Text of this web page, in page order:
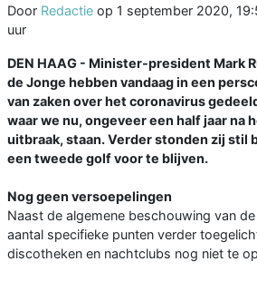
Door Redactie op 1 september 2020,
uur
DEN HAAG - Minister-president Mark
de Jonge hebben vandaag in een
van zaken over het coronavirus
waar we nu, ongeveer een half jaar na
uitbraak, staan. Verder stonden zij stil
een tweede golf voor te blijven.
Nog geen versoepelingen
Naast de algemene beschouwing van
aantal specifieke punten verder
discotheken en nachtclubs nog niet te